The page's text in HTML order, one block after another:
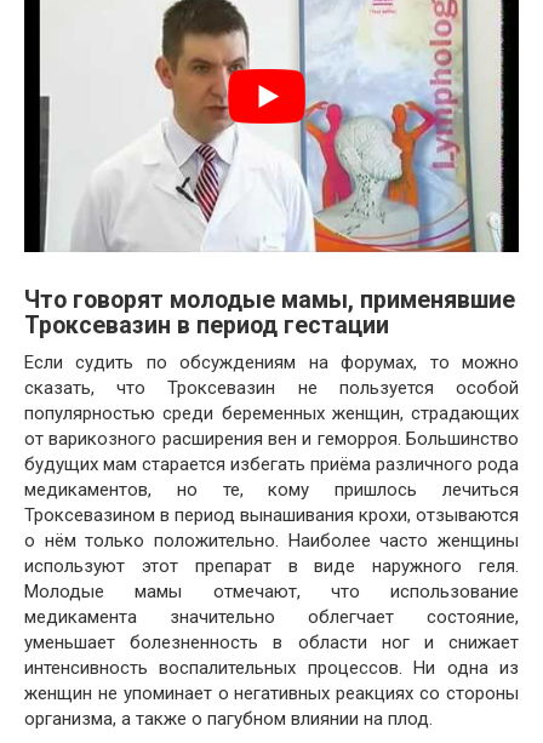
Что говорят молодые мамы, применявшие
Троксевазин в период гестации
Если судить по обсуждениям на форумах, то можно
сказать, что Троксевазин не пользуется особой
популярностью среди беременных женщин, страдающих
от варикозного расширения вен и геморроя. Большинство
будущих мам старается избегать приёма различного рода
медикаментов, но те, кому пришлось лечиться
Троксевазином в период вынашивания крохи, отзываются
о нём только положительно. Наиболее часто женщины
используют этот препарат в виде наружного геля.
Молодые мамы отмечают, что использование
медикамента значительно облегчает состояние,
уменьшает болезненность в области ног и снижает
интенсивность воспалительных процессов. Ни одна из
женщин не упоминает о негативных реакциях со стороны
организма, а также о пагубном влиянии на плод.